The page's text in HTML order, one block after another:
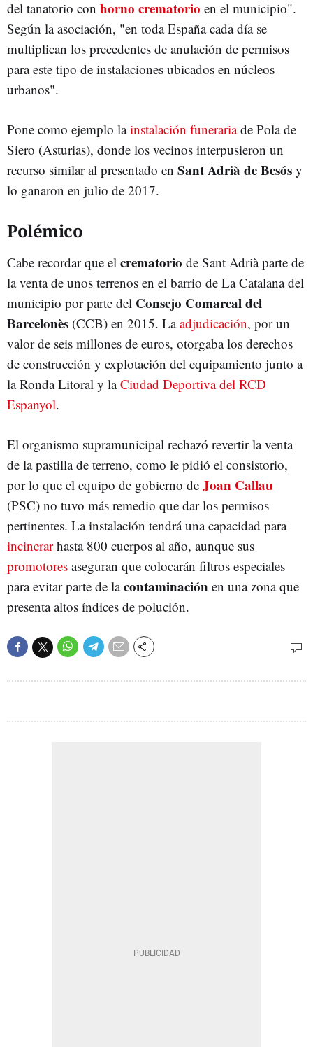
del tanatorio con horno crematorio en el municipio".
Según la asociación, "en toda España cada día se
multiplican los precedentes de anulación de permisos
para este tipo de instalaciones ubicados en núcleos
urbanos".
Pone como ejemplo lainstalación funerariade Pola de
Siero (Asturias), donde los vecinos interpusieron un
recurso similar al presentado en Sant Adrià de Besós y
lo ganaron en julio de 2017.
Polémico
Cabe recordar que el crematorio de Sant Adrià parte de
la venta de unos terrenos en el barrio de La Catalana del
municipio por parte del Consejo Comarcal del
Barcelonès (CCB) en 2015. Laadjudicación, por un
valor de seis millones de euros, otorgaba los derechos
de construcción y explotación del equipamiento junto a
la Ronda Litoral y laCiudad Deportiva del RCD
Espanyol.
El organismo supramunicipal rechazó revertir la venta
de la pastilla de terreno, como le pidió el consistorio,
por lo que el equipo de gobierno de Joan Callau
(PSC) no tuvo más remedio que dar los permisos
pertinentes. La instalación tendrá una capacidad para
incinerarhasta 800 cuerpos al año, aunque sus
promotores aseguran que colocarán filtros especiales
para evitar parte de lacontaminación en una zona que
presenta altos índices de polución.